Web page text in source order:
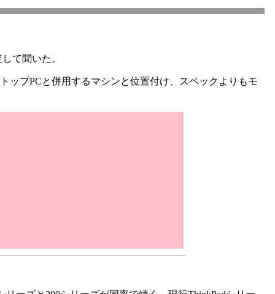
て聞いた。
プPCと併用するマシンと位置付け、スペックよりもモ